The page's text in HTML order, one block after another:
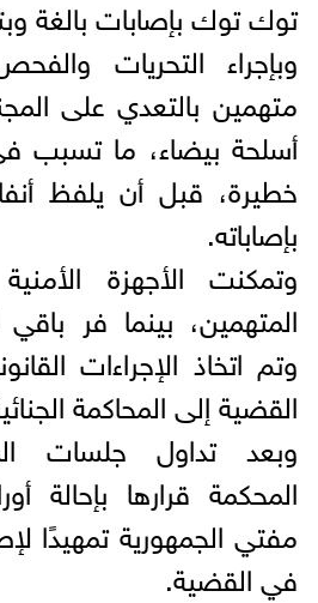
توك توك بإصابات بالغة
متهمين بالتعدي على
أسلحة بيضاء، ما تسبب
خطيرة، قبل أن يلفظ
بإصاباته.
وتمكنت الأجهزة
المتهمين، بينما فر
وتم اتخاذ الإجراءات
القضية إلى المحاكمة
وبعد تداول جلسات
المحكمة قرارها بإحالة
مفتي الجمهورية تمهيدًا
في القضية.